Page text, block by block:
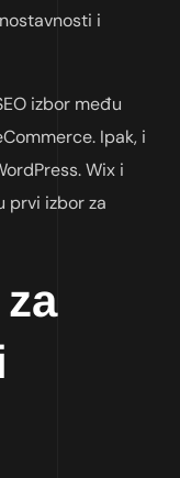
i
izbor među
Ipak, i
Wix i
prvi izbor za